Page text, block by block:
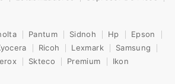
Pantum Sidnoh Hp
Epson
Ricoh Lexmark
Samsung
Skteco Premium Ikon